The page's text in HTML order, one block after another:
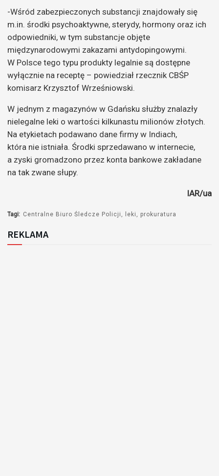
-Wśród zabezpieczonych substancji znajdowały się
m.in. środki psychoaktywne, sterydy, hormony oraz ich
odpowiedniki, w tym substancje objęte
międzynarodowymi zakazami antydopingowymi.
W Polsce tego typu produkty legalnie są dostępne
wyłącznie na receptę – powiedział rzecznik CBŚP
komisarz Krzysztof Wrześniowski.
W jednym z magazynów w Gdańsku służby znalazły
nielegalne leki o wartości kilkunastu milionów złotych.
Na etykietach podawano dane firmy w Indiach,
która nie istniała. Środki sprzedawano w internecie,
a zyski gromadzono przez konta bankowe zakładane
na tak zwane słupy.
IAR/ua
Tagi: Centralne Biuro Śledcze Policji leki prokuratura
REKLAMA